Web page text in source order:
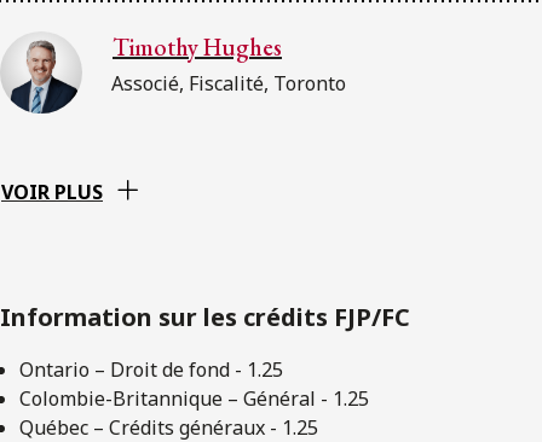
Timothy Hughes
Associé, Fiscalité, Toronto
VOIR PLUS
Information sur les crédits FJP/FC
Ontario – Droit de fond - 1.25
Colombie-Britannique – Général - 1.25
Québec – Crédits généraux - 1.25